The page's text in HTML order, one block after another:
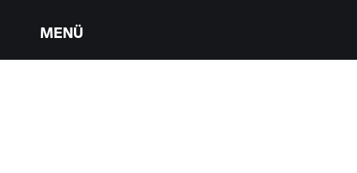
MENÜ